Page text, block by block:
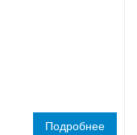
Подробнее